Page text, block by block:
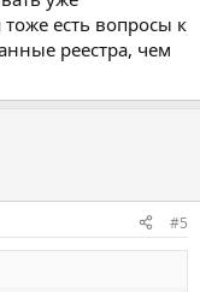
есть вопросы к
реестра, чем
#5